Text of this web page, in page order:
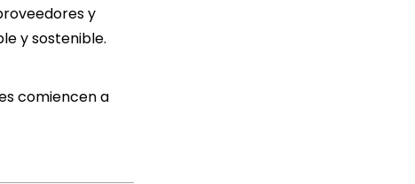
y
y sostenible.
comiencen a